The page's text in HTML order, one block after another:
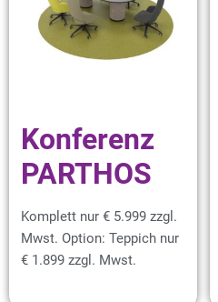
Konferenz
PARTHOS
Komplett nur € 5.999 zzgl.
Mwst. Option: Teppich nur
€ 1.899 zzgl. Mwst.